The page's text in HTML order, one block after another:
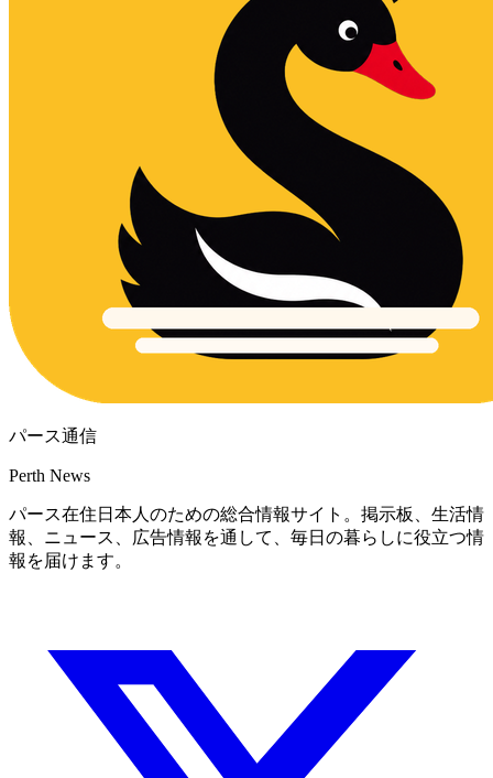
パース通信
Perth News
パース在住日本人のための総合情報サイト。掲示板、生活情
報、ニュース、広告情報を通して、毎日の暮らしに役立つ情
報を届けます。